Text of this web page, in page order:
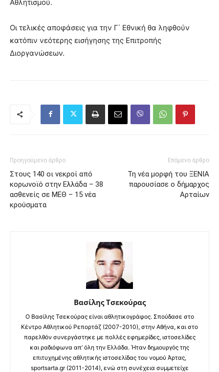
Αθλητισμού.
Οι τελικές αποφάσεις για την Γ΄ Εθνική θα ληφθούν
κατόπιν νεότερης εισήγησης της Επιτροπής
Διοργανώσεων.
Προηγούμενο άρθρο
Στους 140 οι νεκροί από
κορωνοϊό στην Ελλάδα – 38
ασθενείς σε ΜΕΘ – 15 νέα
κρούσματα
Επόμενο άρθρο
Τη νέα μορφή του ΞΕΝΙΑ
παρουσίασε ο δήμαρχος
Αρταίων
Βασίλης Τσεκούρας
Ο Βασίλης Τσεκούρας είναι αθλητικογράφος. Σπούδασε στο
Κέντρο Αθλητικού Ρεπορτάζ (2007-2010), στην Αθήνα, και στο
παρελθόν συνεργάστηκε με πολλές εφημερίδες, ιστοσελίδες
και ραδιόφωνα απ’ όλη την Ελλάδα. Ήταν δημιουργός της
επιτυχημένης αθλητικής ιστοσελίδας του νομού Άρτας,
sportsarta.gr (2011-2014), ενώ στη συνέχεια συμμετείχε